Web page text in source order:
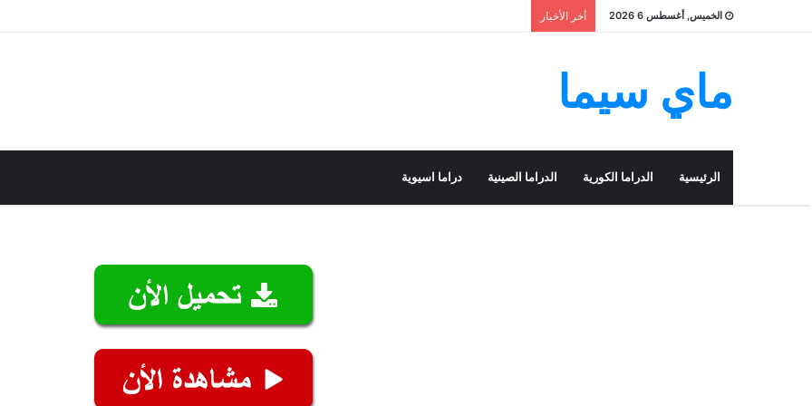
الخميس, أغسطس 6 2026 أخر الأخبار
ماي سيما
الرئيسية الدراما الكورية الدراما الصينية دراما اسيوية